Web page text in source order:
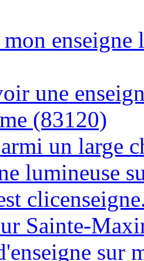
une
(83120)
un large
lumineuse
Sainte-
sur